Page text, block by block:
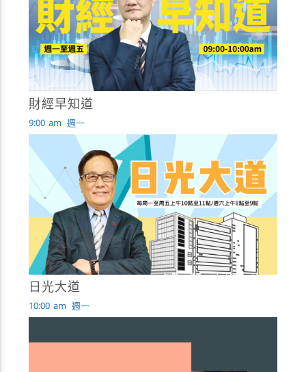
財經早知道
9:00 am 週一
日光大道
10:00 am 週一